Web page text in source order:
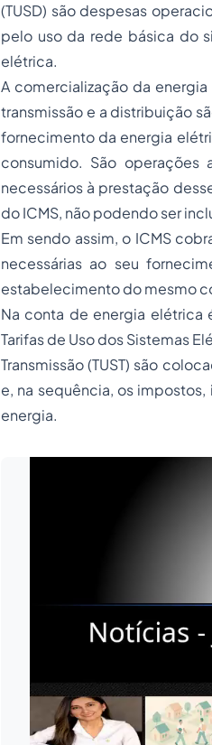
(TUSD) são despesas
pelo uso da rede básica do
elétrica.
A comercialização da
transmissão e a distribuição
fornecimento da energia
consumido. São operações
necessários à prestação
do ICMS, não podendo ser
Em sendo assim, o ICMS
necessárias ao seu
estabelecimento do mesmo
Na conta de energia elétrica
Tarifas de Uso dos Sistemas
Transmissão (TUST) são
e, na sequência, os
energia.